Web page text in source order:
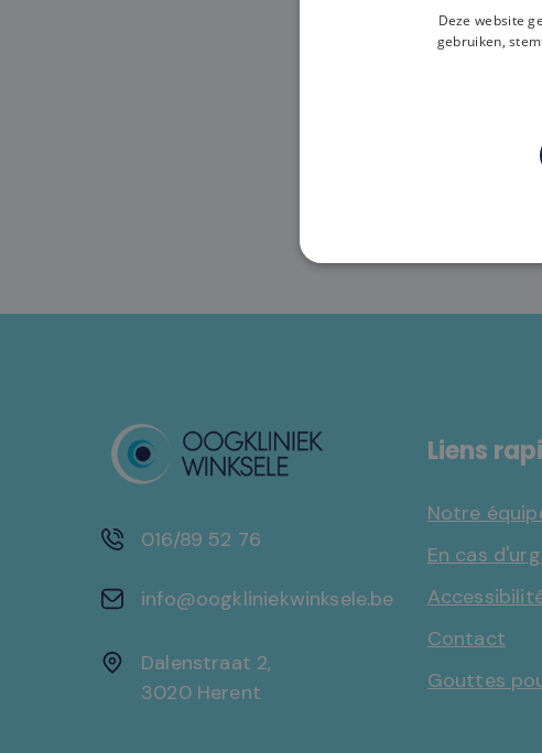
Pas
PRENEZ
016/89 52 76
info@oogkliniekwinksele.be
Dalenstraat 2,
3020 Herent
Liens
Notre
En cas
Contact
Gouttes
Deze website
gebruiken,